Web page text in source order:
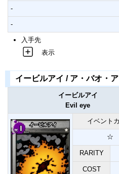
-
-
入手先
表示
イービルアイ / ア・バオ・
イービルアイ
Evil eye
イベント
☆
RARITY
COST